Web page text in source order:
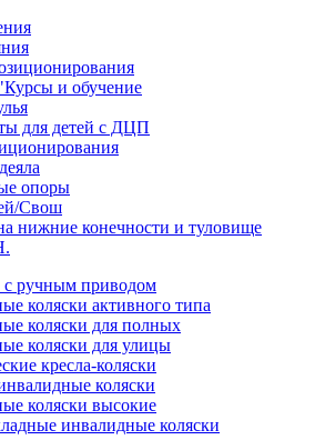
и обучение
для детей с ДЦП
опоры
Свош
нижние конечности и туловище
с ручным приводом
коляски активного типа
коляски для полных
коляски для улицы
кресла-коляски
коляски
коляски высокие
инвалидные коляски